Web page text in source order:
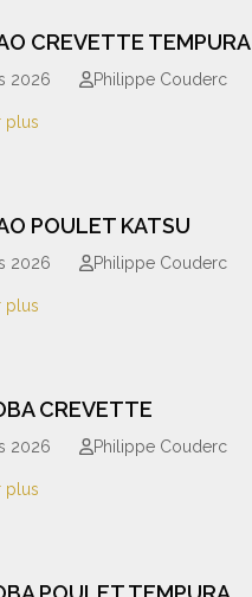
CREVETTE TEMPURA
2026 Philippe Couderc
plus
POULET KATSU
2026 Philippe Couderc
plus
CREVETTE
2026 Philippe Couderc
plus